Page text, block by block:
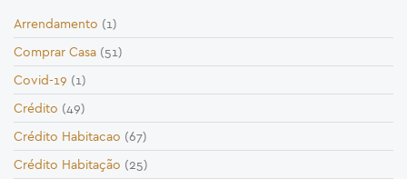
Arrendamento (1)
Comprar Casa (51)
Covid-19 (1)
Crédito (49)
Crédito Habitacao (67)
Crédito Habitação (25)